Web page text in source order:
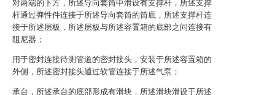
对两端的下方，所述导向套筒中滑设有支撑杆，所述支撑
杆通过弹性件连接于所述导向套筒的筒底，所述支撑杆连
接于所述层板，所述层板与所述容置箱的底部之间连接有
阻尼器；
用于密封连接待测管道的密封接头，安装于所述容置箱的
外侧，所述密封接头通过软管连接于所述气泵；
承台，所述承台的底部形成有滑块，所述滑块滑设于所述